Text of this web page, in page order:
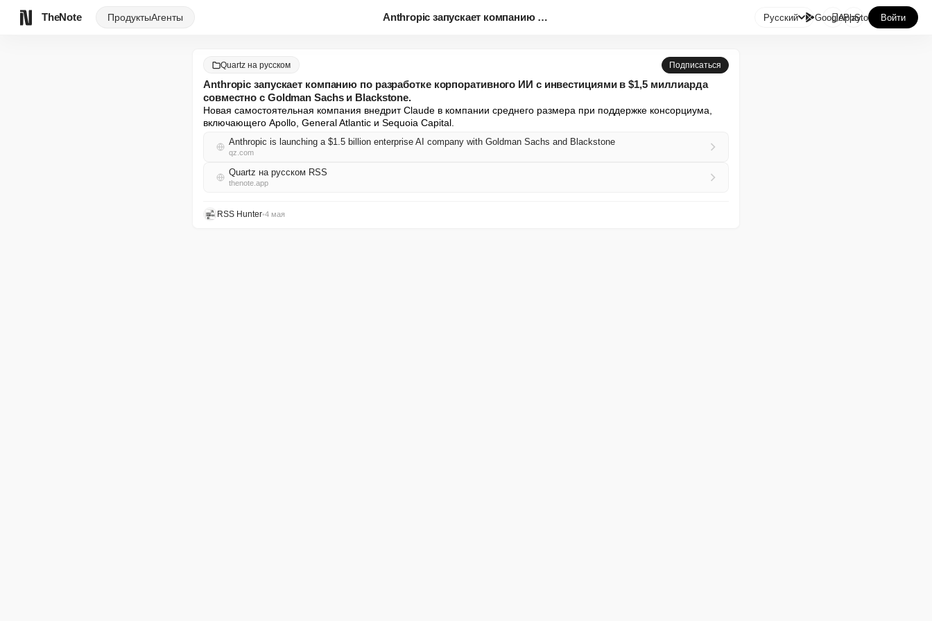
TheNote ПродуктыАгенты Anthropic запускает компанию п... Русский GooglePlay
AppStore Войти
Quartz на русском Подписаться
Anthropic запускает компанию по разработке корпоративного ИИ с инвестициями в $1,5 миллиарда
совместно с Goldman Sachs и Blackstone.
Новая самостоятельная компания внедрит Claude в компании среднего размера при поддержке консорциума,
включающего Apollo, General Atlantic и Sequoia Capital.
Anthropic is launching a $1.5 billion enterprise AI company with Goldman Sachs and Blackstone
qz.com
Quartz на русском RSS
thenote.app
RSS Hunter•4 мая